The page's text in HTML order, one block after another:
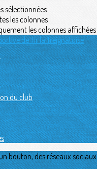
sélectionnées
les colonnes
les colonnes affichées
du club
bouton, des réseaux sociaux